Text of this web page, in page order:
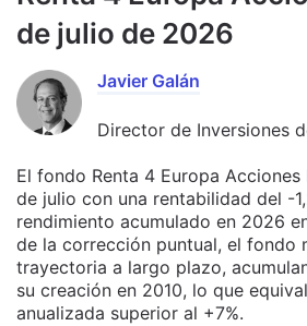
de julio de 2026
Javier Galán
Director de Inversiones
El fondo Renta 4 Europa
de julio con una rentabilidad del -
rendimiento acumulado en 2026
de la corrección puntual, el fondo
trayectoria a largo plazo,
su creación en 2010, lo que
anualizada superior al +7%.